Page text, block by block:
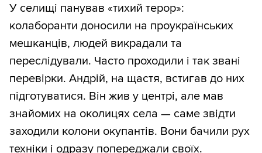
У селищі панував «тихий терор»:
колаборанти доносили на проукраїнських
мешканців, людей викрадали та
переслідували. Часто проходили і так звані
перевірки. Андрій, на щастя, встигав до них
підготуватися. Він жив у центрі, але мав
знайомих на околицях села — саме звідти
заходили колони окупантів. Вони бачили рух
техніки і одразу попереджали своїх.